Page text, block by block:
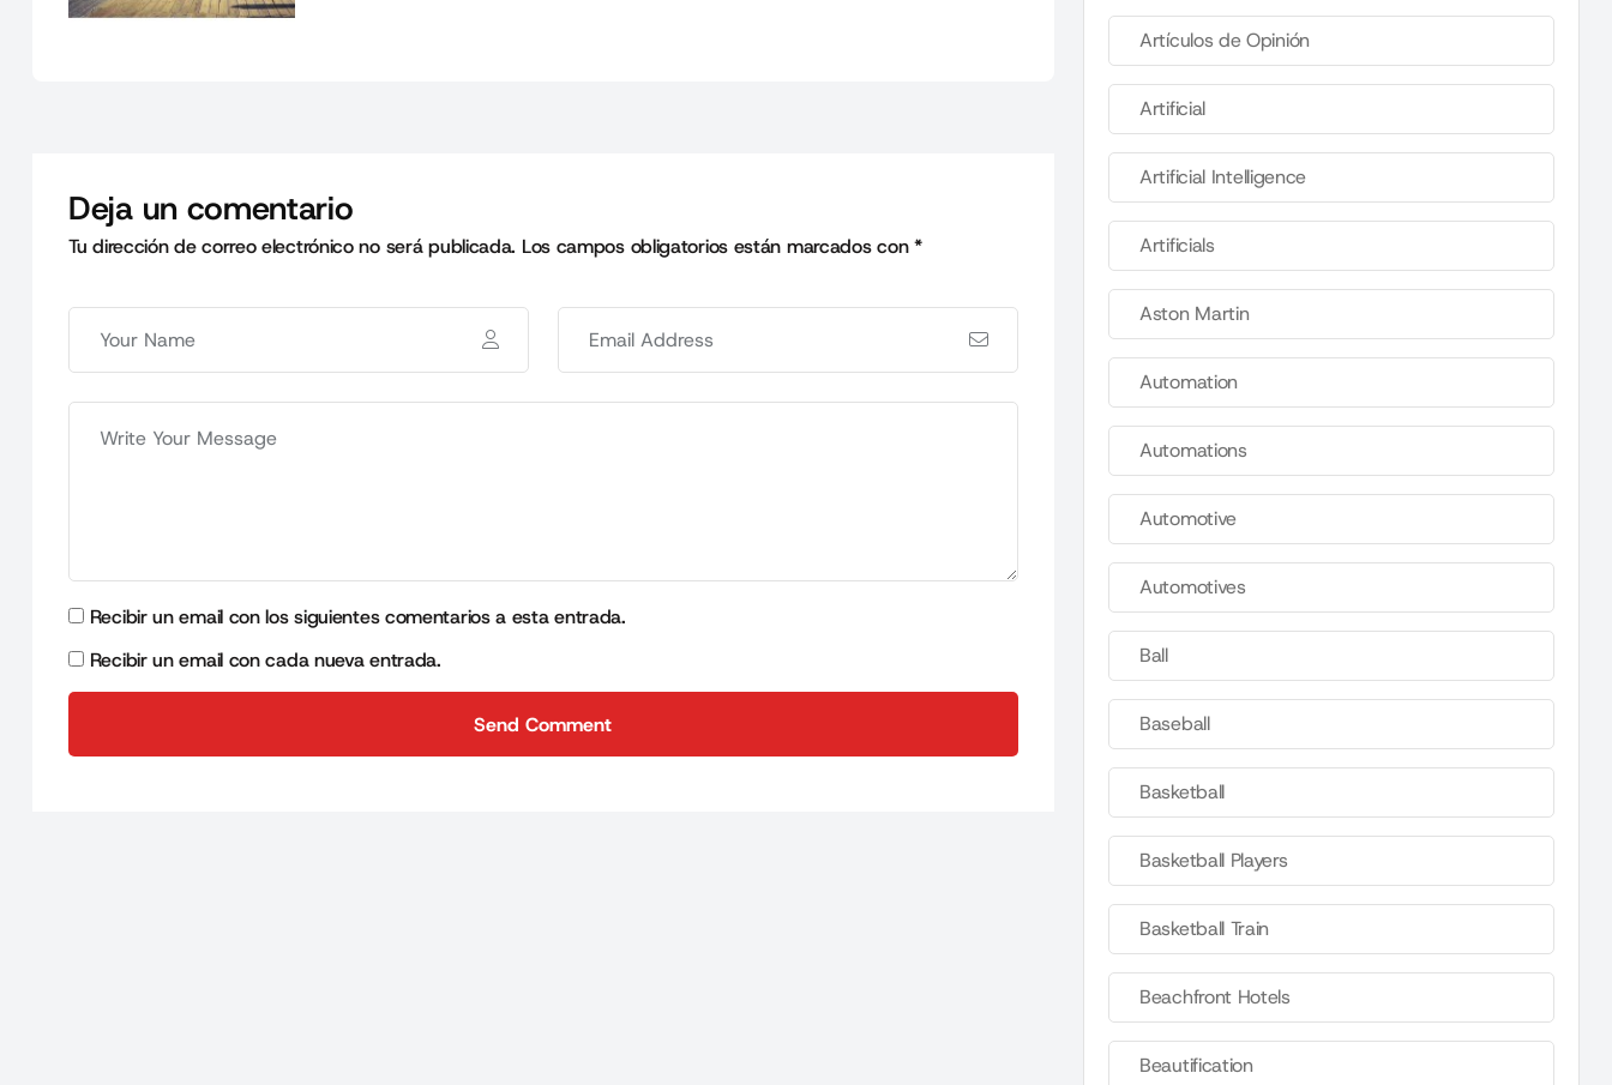
Deja un comentario
Tu dirección de correo electrónico no será publicada. Los campos obligatorios están marcados con*
Recibir un email con los siguientes comentarios a esta entrada.
Recibir un email con cada nueva entrada.
Send Comment
Artículos de Opinión
Artificial
Artificial Intelligence
Artificials
Aston Martin
Automation
Automations
Automotive
Automotives
Ball
Baseball
Basketball
Basketball Players
Basketball Train
Beachfront Hotels
Beautification